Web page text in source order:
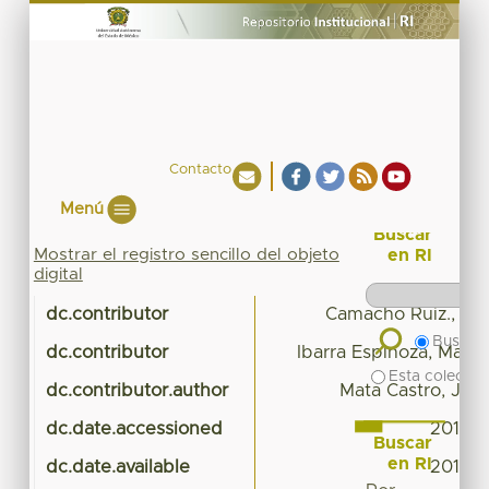
Contacto
Menú
Mostrar el registro sencillo del objeto
digital
dc.contributor Camacho Ruiz.,
dc.contributor Ibarra Espinoza,
dc.contributor.author Mata Castro,
dc.date.accessioned 2017-
dc.date.available 2017-
Buscar
en RI
Buscar
Esta
Buscar
en RI